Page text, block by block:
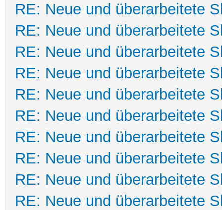
RE: Neue und überarbeitete
RE: Neue und überarbeitete
RE: Neue und überarbeitete
RE: Neue und überarbeitete
RE: Neue und überarbeitete
RE: Neue und überarbeitete
RE: Neue und überarbeitete
RE: Neue und überarbeitete
RE: Neue und überarbeitete
RE: Neue und überarbeitete